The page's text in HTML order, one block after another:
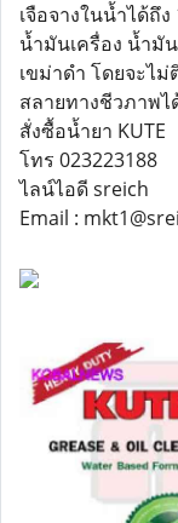
เจือจางในน้ำได้
น้ำมันเครื่อง น้ำมั
เขม่าดำ โดยจะไ
สลายทางชีวภาพ
สั่งซื้อน้ำยา KUTE
โทร 023223188
ไลน์ไอดี sreich
Email :